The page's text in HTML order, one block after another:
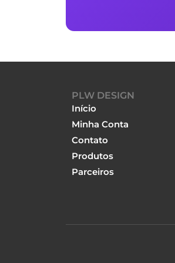
PLW DESIGN
Início
Minha Conta
Contato
Produtos
Parceiros